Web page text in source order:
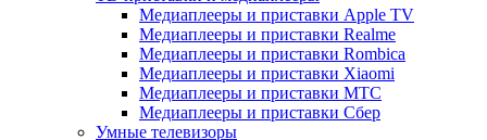
Медиаплееры и приставки Apple TV
Медиаплееры и приставки Realme
Медиаплееры и приставки Rombica
Медиаплееры и приставки Xiaomi
Медиаплееры и приставки МТС
Медиаплееры и приставки Сбер
Умные телевизоры